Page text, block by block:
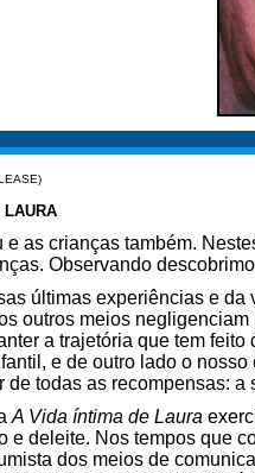
LAURA
e as crianças também.
Observando
últimas experiências e
outros meios
a trajetória que tem
e de outro lado o
de todas as recompensas:
A Vida íntima de Laura
e deleite. Nos tempos que
dos meios de